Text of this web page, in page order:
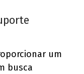
um
busca